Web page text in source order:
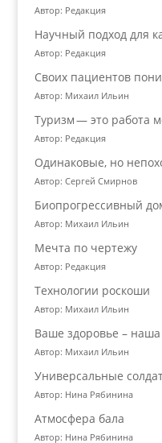
Автор: Редакция
Научный подход для
Автор: Редакция
Своих пациентов
Автор: Михаил Ильин
Туризм — это работа
Автор: Редакция
Одинаковые, но
Автор: Сергей Смирнов
Биопрогрессивный
Автор: Михаил Ильин
Мечта по чертежу
Автор: Редакция
Технологии роскоши
Автор: Михаил Ильин
Ваше здоровье – наша
Автор: Михаил Ильин
Универсальные
Автор: Нина Рябинина
Атмосфера бала
Автор: Нина Рябинина